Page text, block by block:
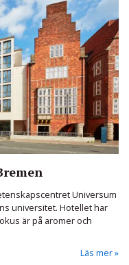
Universum
universitet. Hotellet har
är på aromer och
Läs mer